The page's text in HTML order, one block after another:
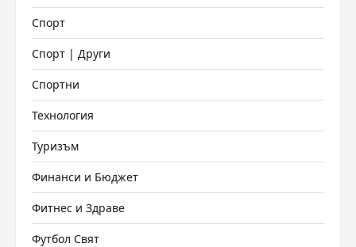
Спорт
Спорт | Други
Спортни
Технология
Туризъм
Финанси и Бюджет
Фитнес и Здраве
Футбол Свят